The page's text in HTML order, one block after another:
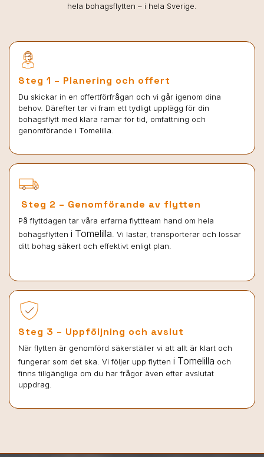
hela bohagsflytten – i hela Sverige.
Steg 1 – Planering och offert
Du skickar in en offertförfrågan och vi går igenom dina
behov. Därefter tar vi fram ett tydligt upplägg för din
bohagsflytt med klara ramar för tid, omfattning och
genomförande i Tomelilla.
Steg 2 – Genomförande av flytten
På flyttdagen tar våra erfarna flyttteam hand om hela
bohagsflytten i Tomelilla . Vi lastar, transporterar och lossar
ditt bohag säkert och effektivt enligt plan.
Steg 3 – Uppföljning och avslut
När flytten är genomförd säkerställer vi att allt är klart och
fungerar som det ska. Vi följer upp flytten i Tomelilla och
finns tillgängliga om du har frågor även efter avslutat
uppdrag.